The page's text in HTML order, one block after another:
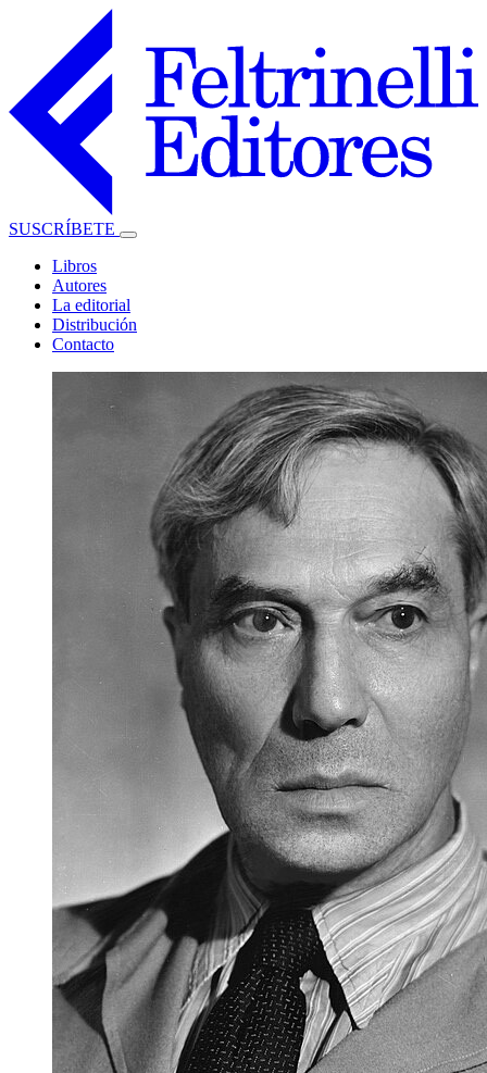
SUSCRÍBETE
Libros
Autores
La editorial
Distribución
Contacto